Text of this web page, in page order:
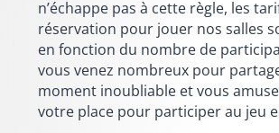
n’échappe pas à cette règle, les
réservation pour jouer nos salles
en fonction du nombre de
vous venez nombreux pour
moment inoubliable et vous
votre place pour participer au jeu